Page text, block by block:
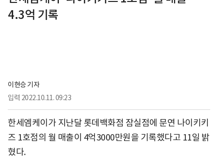
4.3억 기록
이현승 기자
입력 2022.10.11. 09:23
한세엠케이가 지난달 롯데백화점 잠실점에 문연 나이키키
즈 1호점의 월 매출이 4억3000만원을 기록했다고 11일 밝
혔다.